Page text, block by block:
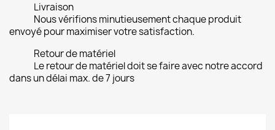
Livraison
Nous vérifions minutieusement chaque produit
envoyé pour maximiser votre satisfaction.
Retour de matériel
Le retour de matériel doit se faire avec notre accord
dans un délai max. de 7 jours